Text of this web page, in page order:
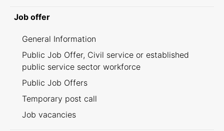
Job offer
General Information
Public Job Offer, Civil service or established
public service sector workforce
Public Job Offers
Temporary post call
Job vacancies